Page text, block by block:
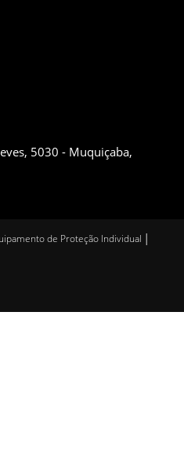
5030 - Muquiçaba,
de Proteção Individual │